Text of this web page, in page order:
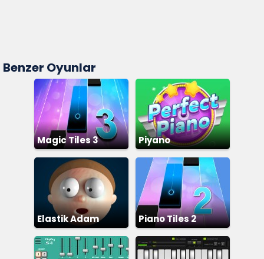
Benzer Oyunlar
Magic Tiles 3 Piyano
Elastik Adam Piano Tiles 2